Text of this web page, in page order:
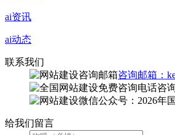
ai资讯
ai动态
联系我们
咨询邮箱：
咨
微信公众号：2026年
给我们留言